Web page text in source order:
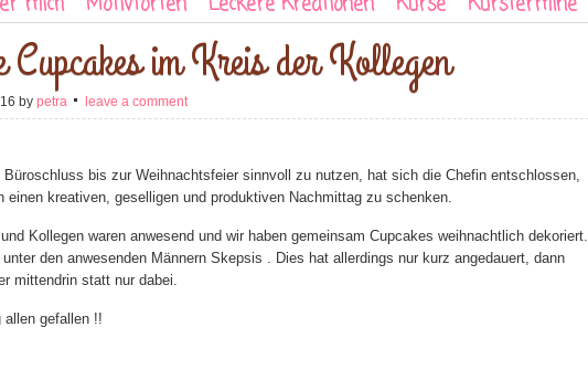
Cupcakes im Kreis der Kollegen
by petra leave a comment
Büroschluss bis zur Weihnachtsfeier sinnvoll zu nutzen, hat sich die Chefin entschlossen,
einen kreativen, geselligen und produktiven Nachmittag zu schenken.
Kollegen waren anwesend und wir haben gemeinsam Cupcakes weihnachtlich dekoriert.
den anwesenden Männern Skepsis . Dies hat allerdings nur kurz angedauert, dann
mittendrin statt nur dabei.
allen gefallen !!